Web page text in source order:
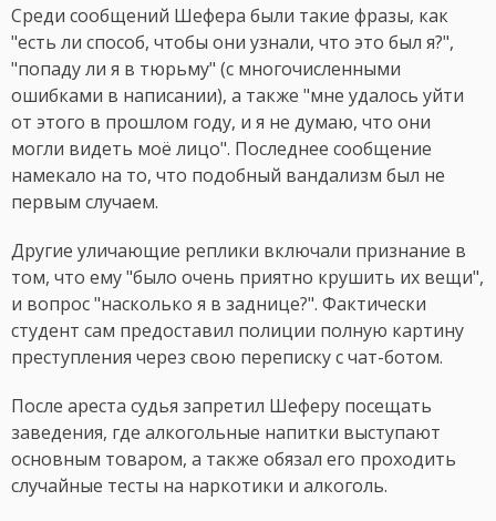
Среди сообщений Шефера были такие фразы, как
"есть ли способ, чтобы они узнали, что это был я?",
"попаду ли я в тюрьму" (с многочисленными
ошибками в написании), а также "мне удалось уйти
от этого в прошлом году, и я не думаю, что они
могли видеть моё лицо". Последнее сообщение
намекало на то, что подобный вандализм был не
первым случаем.
Другие уличающие реплики включали признание в
том, что ему "было очень приятно крушить их вещи",
и вопрос "насколько я в заднице?". Фактически
студент сам предоставил полиции полную картину
преступления через свою переписку с чат-ботом.
После ареста судья запретил Шеферу посещать
заведения, где алкогольные напитки выступают
основным товаром, а также обязал его проходить
случайные тесты на наркотики и алкоголь.